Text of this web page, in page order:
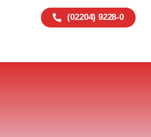
(02204) 9228-0